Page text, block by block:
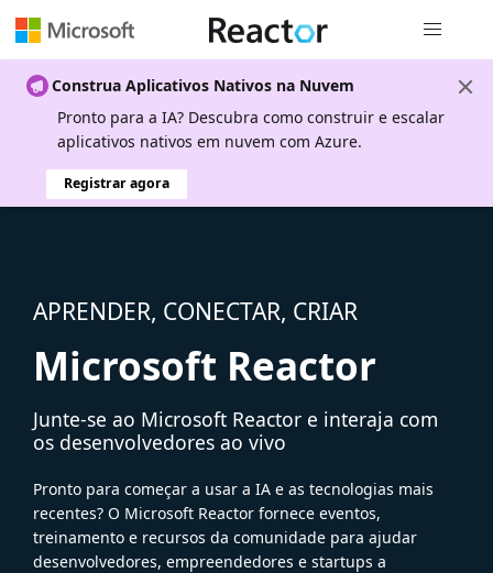
Construa Aplicativos Nativos na Nuvem
Pronto para a IA? Descubra como construir e escalar
aplicativos nativos em nuvem com Azure.
Registrar agora
APRENDER, CONECTAR, CRIAR
Microsoft Reactor
Junte-se ao Microsoft Reactor e interaja com
os desenvolvedores ao vivo
Pronto para começar a usar a IA e as tecnologias mais
recentes? O Microsoft Reactor fornece eventos,
treinamento e recursos da comunidade para ajudar
desenvolvedores, empreendedores e startups a